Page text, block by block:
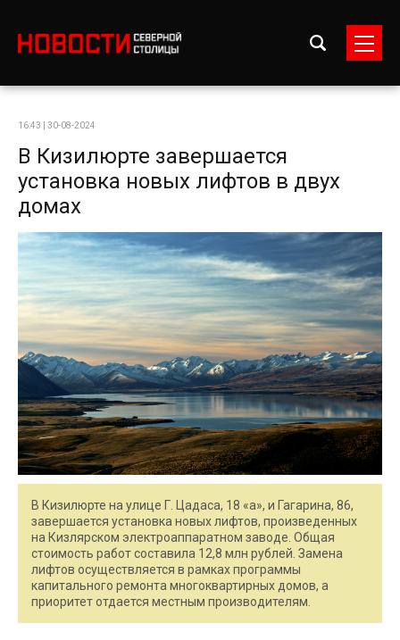
16:43 | 30-08-2024
В Кизилюрте завершается
установка новых лифтов в двух
домах
В Кизилюрте на улице Г. Цадаса, 18 «а», и Гагарина, 86,
завершается установка новых лифтов, произведенных
на Кизлярском электроаппаратном заводе. Общая
стоимость работ составила 12,8 млн рублей. Замена
лифтов осуществляется в рамках программы
капитального ремонта многоквартирных домов, а
приоритет отдается местным производителям.